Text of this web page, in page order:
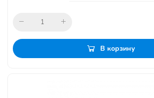
В корзину